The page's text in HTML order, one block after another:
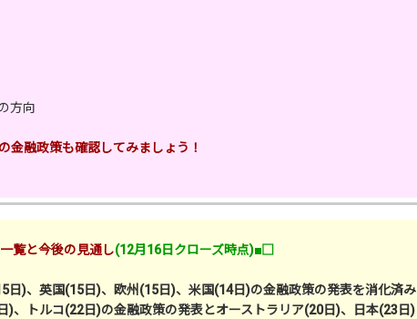
方向
金融政策も確認してみましょう！
覧と今後の見通し(12月16日クローズ時点)■□
日)、英国(15日)、欧州(15日)、米国(14日)の金融政策の発表を消化済み
)、トルコ(22日)の金融政策の発表とオーストラリア(20日)、日本(23日)